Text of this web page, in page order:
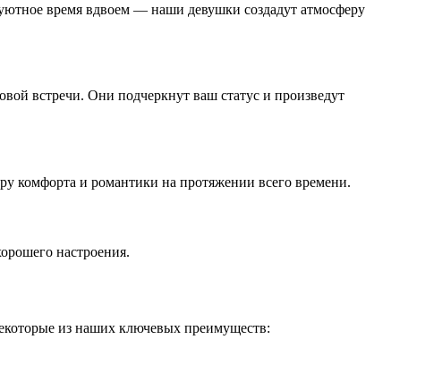
время вдвоем — наши девушки создадут атмосферу
встречи. Они подчеркнут ваш статус и произведут
комфорта и романтики на протяжении всего времени.
настроения.
из наших ключевых преимуществ: